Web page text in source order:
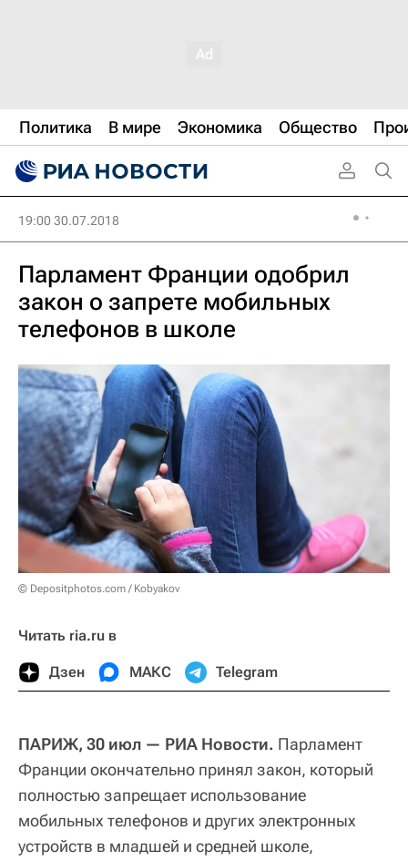
Политика В мире Экономика Общество
19:00 30.07.2018
Парламент Франции одобрил
закон о запрете мобильных
телефонов в школе
© Depositphotos.com / Kobyakov
Читать ria.ru в
Дзен МАКС Telegram
ПАРИЖ, 30 июл — РИА Новости. Парламент
Франции окончательно принял закон, который
полностью запрещает использование
мобильных телефонов и других электронных
устройств в младшей и средней школе,